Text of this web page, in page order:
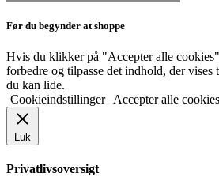
Før du begynder at shoppe
Hvis du klikker på "Accepter alle
forbedre og tilpasse det indhold, der vises
du kan lide.
Cookieindstillinger
Accepter alle cookies
Luk
Privatlivsoversigt